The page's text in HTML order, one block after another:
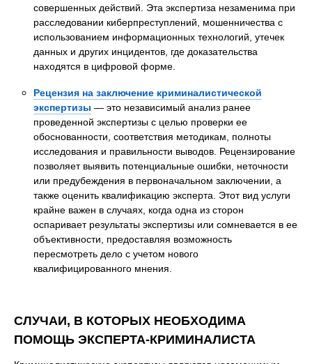
совершенных действий. Эта экспертиза незаменима при
расследовании киберпреступлений, мошенничества с
использованием информационных технологий, утечек
данных и других инцидентов, где доказательства
находятся в цифровой форме.
Рецензия на заключение криминалистической
экспертизы — это независимый анализ ранее
проведенной экспертизы с целью проверки ее
обоснованности, соответствия методикам, полноты
исследования и правильности выводов. Рецензирование
позволяет выявить потенциальные ошибки, неточности
или предубеждения в первоначальном заключении, а
также оценить квалификацию эксперта. Этот вид услуги
крайне важен в случаях, когда одна из сторон
оспаривает результаты экспертизы или сомневается в ее
объективности, предоставляя возможность
пересмотреть дело с учетом нового
квалифицированного мнения.
СЛУЧАИ, В КОТОРЫХ НЕОБХОДИМА
ПОМОЩЬ ЭКСПЕРТА-КРИМИНАЛИСТА